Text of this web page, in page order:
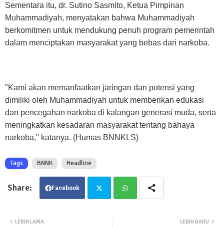
Sementara itu, dr. Sutino Sasmito, Ketua Pimpinan
Muhammadiyah, menyatakan bahwa Muhammadiyah
berkomitmen untuk mendukung penuh program pemerintah
dalam menciptakan masyarakat yang bebas dari narkoba.
"Kami akan memanfaatkan jaringan dan potensi yang
dimiliki oleh Muhammadiyah untuk memberikan edukasi
dan pencegahan narkoba di kalangan generasi muda, serta
meningkatkan kesadaran masyarakat tentang bahaya
narkoba," katanya. (Humas BNNKLS)
Tags BNNK Headline
Facebook
LEBIH BARU
LEBIH LAMA